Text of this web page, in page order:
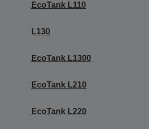
EcoTank L110
L130
EcoTank L1300
EcoTank L210
EcoTank L220